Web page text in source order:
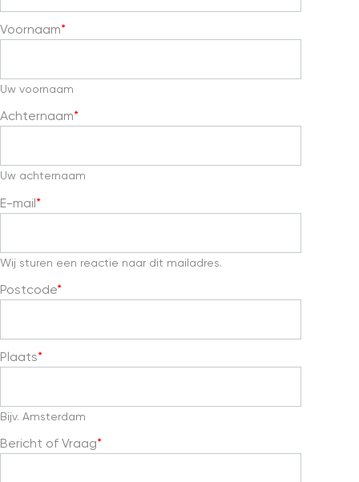
Voornaam
Uw voornaam
Achternaam
Uw achternaam
E-mail
Wij sturen een reactie naar dit mailadres.
Postcode
Plaats
Bijv. Amsterdam
Bericht of Vraag